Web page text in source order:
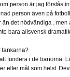
person är jag förstås
person även på
det nödvändiga , men
bara allsvensk
tankarna?
fundera i de banorna.
eller mål som helst.